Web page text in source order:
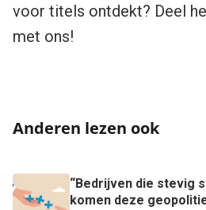
voor titels ontdekt? Deel
met ons!
Anderen lezen ook
“Bedrijven die stevig
komen deze